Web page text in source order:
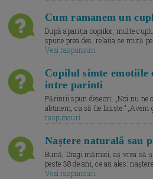
Cum ramanem un
După apariția copiilor, multe
spune prea des: relația se mută
Vezi raspunsuri
Copilul simte emotiile
intre parinti
Părinții spun deseori: „Noi nu ne
abținem, ca să fie liniște.” „Avem
raspunsuri
Naștere naturală sau
Bună, Dragi mămici, aș vrea să
peste 38 de ani, ce ați ales:
Vezi raspunsuri